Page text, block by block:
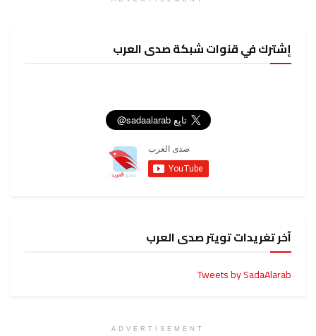
إشترك في قنوات شبكة صدى العرب
آخر تغريدات تويتر صدى العرب
Tweets by SadaAlarab
ADVERTISEMENT